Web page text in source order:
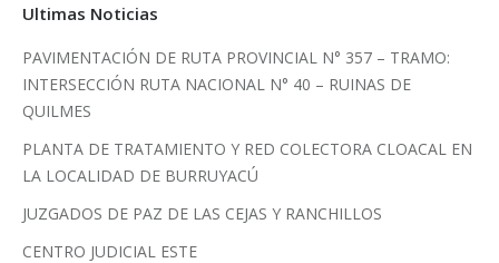
Ultimas Noticias
PAVIMENTACIÓN DE RUTA PROVINCIAL N° 357 – TRAMO:
INTERSECCIÓN RUTA NACIONAL N° 40 – RUINAS DE
QUILMES
PLANTA DE TRATAMIENTO Y RED COLECTORA CLOACAL EN
LA LOCALIDAD DE BURRUYACÚ
JUZGADOS DE PAZ DE LAS CEJAS Y RANCHILLOS
CENTRO JUDICIAL ESTE